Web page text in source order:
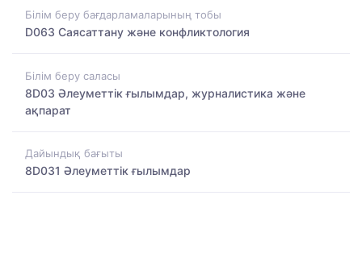
Білім беру бағдарламаларының тобы
D063 Саясаттану және конфликтология
Білім беру саласы
8D03 Әлеуметтік ғылымдар, журналистика және
ақпарат
Дайындық бағыты
8D031 Әлеуметтік ғылымдар